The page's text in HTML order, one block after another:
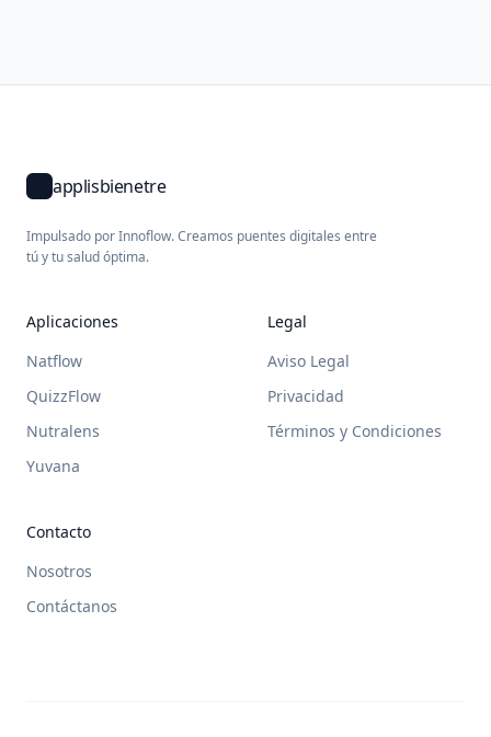
applisbienetre
Impulsado por Innoflow. Creamos puentes digitales entre
tú y tu salud óptima.
Aplicaciones
Natflow
QuizzFlow
Nutralens
Yuvana
Legal
Aviso Legal
Privacidad
Términos y Condiciones
Contacto
Nosotros
Contáctanos